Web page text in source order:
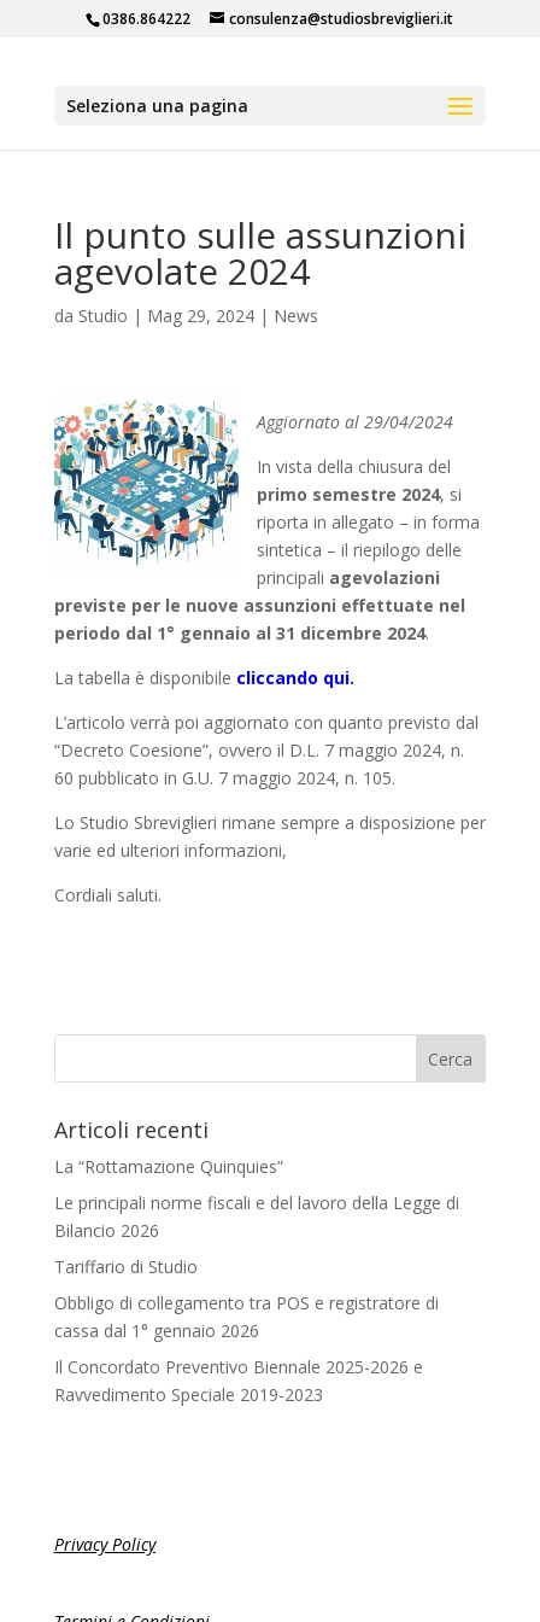
0386.864222 consulenza@studiosbreviglieri.it
Seleziona una pagina
Il punto sulle assunzioni
agevolate 2024
da Studio | Mag 29, 2024| News
Aggiornato al 29/04/2024
In vista della chiusura del
primo semestre 2024, si
riporta in allegato – in forma
sintetica – il riepilogo delle
principali agevolazioni
previste per le nuove assunzioni effettuate nel
periodo dal 1° gennaio al 31 dicembre 2024.
La tabella è disponibile cliccando qui.
L’articolo verrà poi aggiornato con quanto previsto dal
“Decreto Coesione”, ovvero il D.L. 7 maggio 2024, n.
60 pubblicato in G.U. 7 maggio 2024, n. 105.
Lo Studio Sbreviglieri rimane sempre a disposizione per
varie ed ulteriori informazioni,
Cordiali saluti.
Articoli recenti
La “Rottamazione Quinquies”
Le principali norme fiscali e del lavoro della Legge di
Bilancio 2026
Tariffario di Studio
Obbligo di collegamento tra POS e registratore di
cassa dal 1° gennaio 2026
Il Concordato Preventivo Biennale 2025-2026 e
Ravvedimento Speciale 2019-2023
Privacy Policy